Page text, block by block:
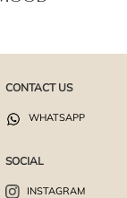
CONTACT US
WHATSAPP
SOCIAL
INSTAGRAM